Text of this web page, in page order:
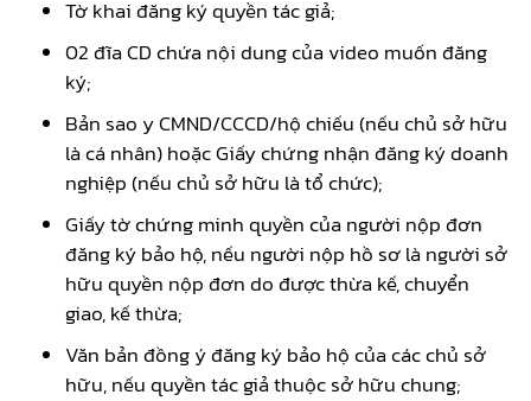
Tờ khai đăng ký quyền tác giả;
02 đĩa CD chứa nội dung của video muốn đăng
ký;
Bản sao y CMND/CCCD/hộ chiếu (nếu chủ sở hữu
là cá nhân) hoặc Giấy chứng nhận đăng ký doanh
nghiệp (nếu chủ sở hữu là tổ chức);
Giấy tờ chứng minh quyền của người nộp đơn
đăng ký bảo hộ, nếu người nộp hồ sơ là người sở
hữu quyền nộp đơn do được thừa kế, chuyển
giao, kế thừa;
Văn bản đồng ý đăng ký bảo hộ của các chủ sở
hữu, nếu quyền tác giả thuộc sở hữu chung;